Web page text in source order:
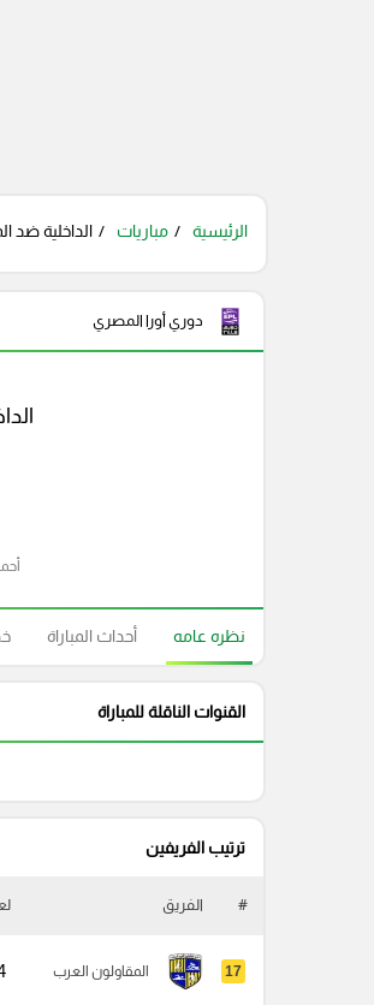
الرئيسية مباريات الداخلية ضد
دوري أورا المصري
نظره عامه أحداث المباراة
القنوات الناقلة للمباراة
ترتيب الفريفين
# الفريق
17 المقاولون العرب